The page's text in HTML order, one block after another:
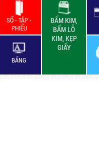
SỔ - TẬP -
PHIẾU
BẤM KIM,
BẤM LỖ
KIM, KẸP
GIẤY
BẢNG